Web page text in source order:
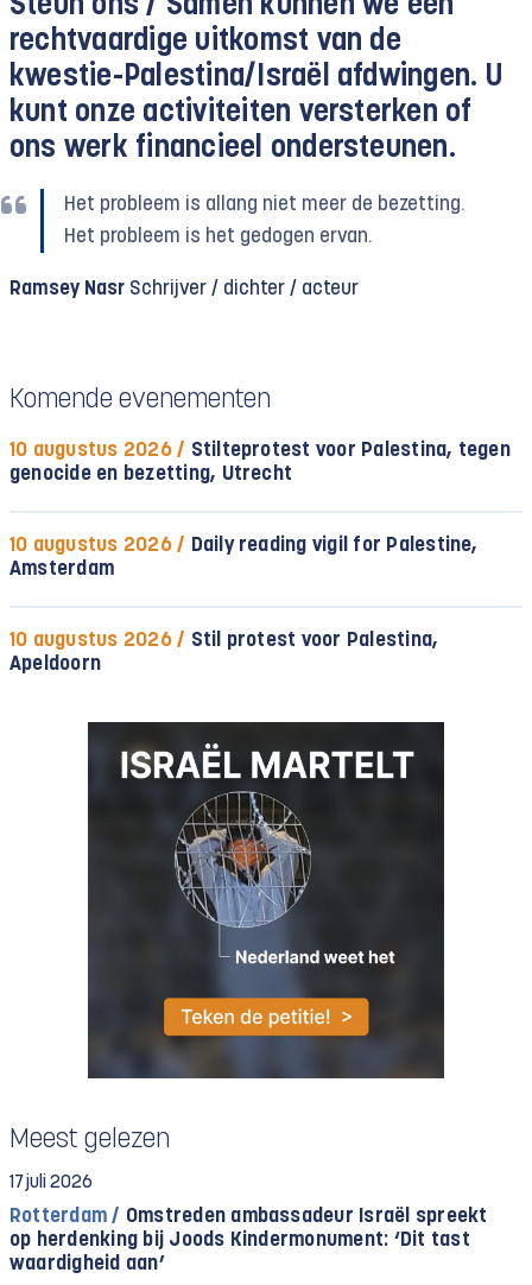
Steun ons / Samen kunnen we een
rechtvaardige uitkomst van de
kwestie-Palestina/Israël afdwingen. U
kunt onze activiteiten versterken of
ons werk financieel ondersteunen.
Het probleem is allang niet meer de bezetting.
Het probleem is het gedogen ervan.
Ramsey Nasr Schrijver / dichter / acteur
Komende evenementen
10 augustus 2026 / Stilteprotest voor Palestina, tegen
genocide en bezetting, Utrecht
10 augustus 2026 / Daily reading vigil for Palestine,
Amsterdam
10 augustus 2026 / Stil protest voor Palestina,
Apeldoorn
Meest gelezen
17 juli 2026
Rotterdam / Omstreden ambassadeur Israël spreekt
op herdenking bij Joods Kindermonument: ‘Dit tast
waardigheid aan’